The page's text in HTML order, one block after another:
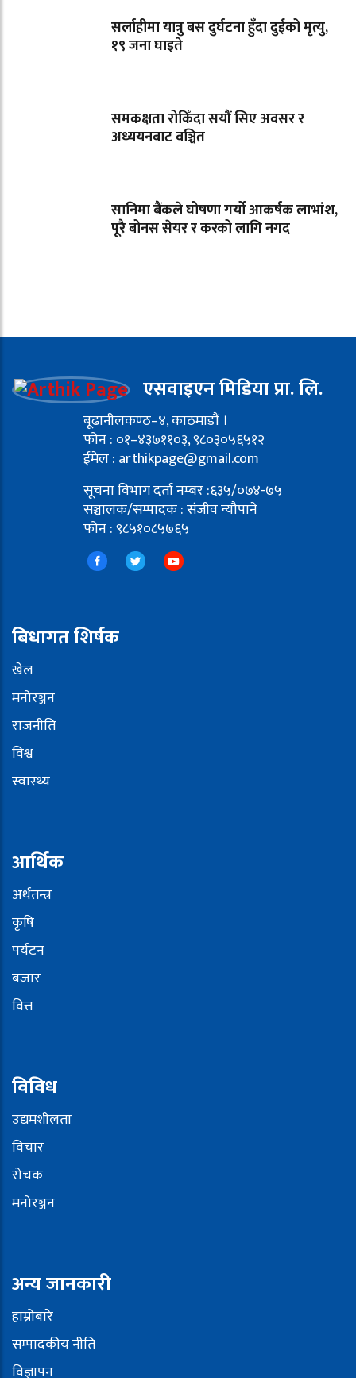
सर्लाहीमा यात्रु बस दुर्घटना हुँदा दुईको मृत्यु,
१९ जना घाइते
समकक्षता रोकिँदा सयौं सिए अवसर र
अध्ययनबाट वञ्चित
सानिमा बैंकले घोषणा गर्यो आकर्षक लाभांश,
पूरै बोनस सेयर र करको लागि नगद
एसवाइएन मिडिया प्रा. लि.
बूढानीलकण्ठ–४, काठमाडौं ।
फोन : ०१–४३७११०३, ९८०३०५६५१२
ईमेल : arthikpage@gmail.com
सूचना विभाग दर्ता नम्बर :६३५/०७४-७५
सञ्चालक/सम्पादक : संजीव न्यौपाने
फोन : ९८५१०८५७६५
बिधागत शिर्षक
खेल
मनोरञ्जन
राजनीति
विश्व
स्वास्थ्य
आर्थिक
अर्थतन्त्र
कृषि
पर्यटन
बजार
वित्त
विविध
उद्यमशीलता
विचार
रोचक
मनोरञ्जन
अन्य जानकारी
हाम्रोबारे
सम्पादकीय नीति
विज्ञापन